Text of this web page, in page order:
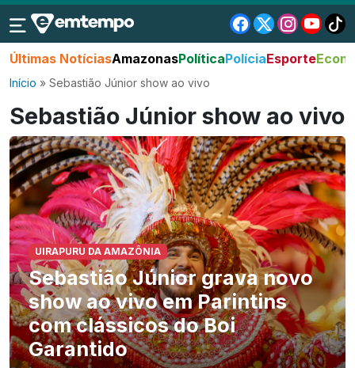
Últimas NotíciasAmazonasPolíticaPolíciaEsporte
Início » Sebastião Júnior show ao vivo
Sebastião Júnior show ao vivo
UIRAPURU DA AMAZÔNIA
Sebastião Júnior grava novo
show ao vivo em Parintins
com clássicos do Boi
Garantido